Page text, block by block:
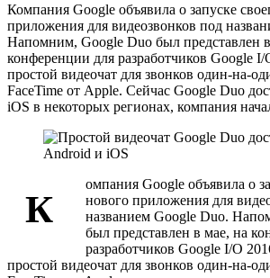
Компания Google объявила о запуске
приложения для видеозвонков под
Напомним, Google Duo был представлен
конференции для разработчиков Google
простой видеочат для звонков один-на-
FaceTime от Apple. Сейчас Google Duo
iOS в некоторых регионах, компания
К
омпания Google объявила о
нового приложения для
названием Google Duo.
был представлен в мае, на
разработчиков Google I/O
простой видеочат для звонков один-на-